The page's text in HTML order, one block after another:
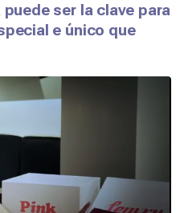
ser la clave para
e único que